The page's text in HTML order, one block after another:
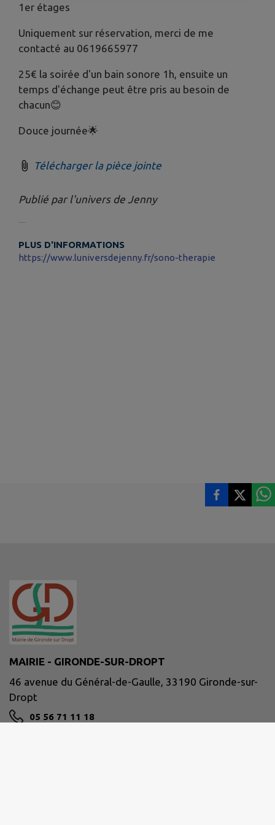
1er étages
Uniquement sur réservation, merci de me
contacté au 0619665977
25€ la soirée d'un bain sonore 1h, ensuite un
temps d'échange peut être pris au besoin de
chacun😊
Douce journée🌟
Télécharger la pièce jointe
Publié par l'univers de Jenny
PLUS D'INFORMATIONS
https://www.luniversdejenny.fr/sono-therapie
MAIRIE - GIRONDE-SUR-DROPT
46 avenue du Général-de-Gaulle, 33190 Gironde-sur-
Dropt
05 56 71 11 18